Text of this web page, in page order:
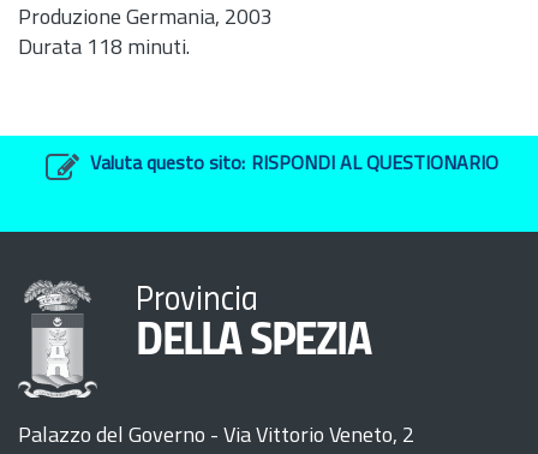
Produzione Germania, 2003
Durata 118 minuti.
Valuta questo sito: RISPONDI AL QUESTIONARIO
Provincia
DELLA SPEZIA
Palazzo del Governo - Via Vittorio Veneto, 2